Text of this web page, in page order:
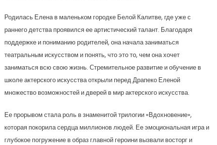
Родилась Елена в маленьком городке Белой Калитве, где уже с
раннего детства проявился ее артистический талант. Благодаря
поддержке и пониманию родителей, она начала заниматься
театральным искусством и понять, что это то, чем она хочет
заниматься всю свою жизнь. Стремительное развитие и обучение в
школе актерского искусства открыли перед Драпеко Еленой
множество возможностей и дверей в мир актерского искусства.
Ее прорывом стала роль в знаменитой трилогии «Вдохновение»,
которая покорила сердца миллионов людей. Ее эмоциональная игра и
глубокое погружение в образ главной героини вызвали восторг и